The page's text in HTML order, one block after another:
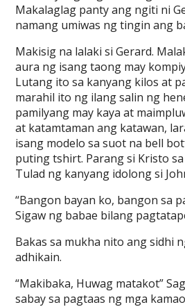
Makalaglag panty ang ngiti ni
namang umiwas ng tingin ang
Makisig na lalaki si Gerard.
aura ng isang taong may
Lutang ito sa kanyang kilos at
marahil ito ng ilang salin ng
pamilyang may kaya at
at katamtaman ang katawan,
isang modelo sa suot na bell
puting tshirt. Parang si Kristo
Tulad ng kanyang idolong si
“Bangon bayan ko, bangon sa
Sigaw ng babae bilang
Bakas sa mukha nito ang sidhi
adhikain.
“Makibaka, Huwag matakot”
sabay sa pagtaas ng mga